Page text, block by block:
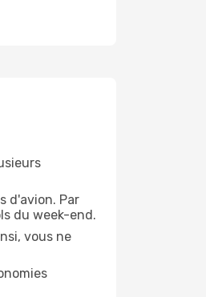
d'avion. Par
du week-end.
vous ne